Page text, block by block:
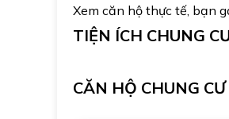
Xem căn hộ thực tế, bạn
TIỆN ÍCH CHUNG
CĂN HỘ CHUNG